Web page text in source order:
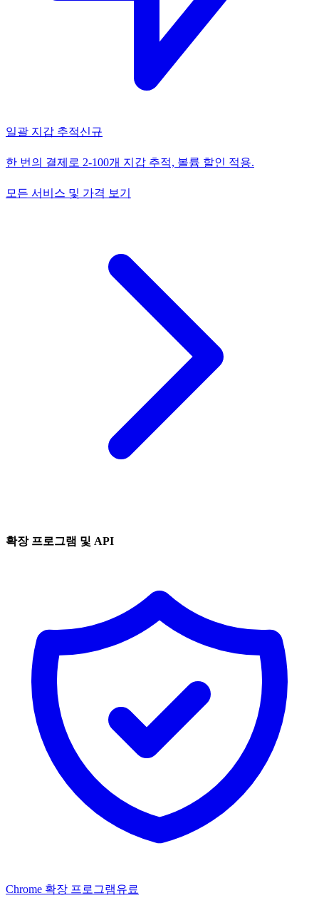
일괄 지갑 추적신규
한 번의 결제로 2-100개 지갑 추적, 볼륨 할인 적용.
모든 서비스 및 가격 보기
확장 프로그램 및 API
Chrome 확장 프로그램유료